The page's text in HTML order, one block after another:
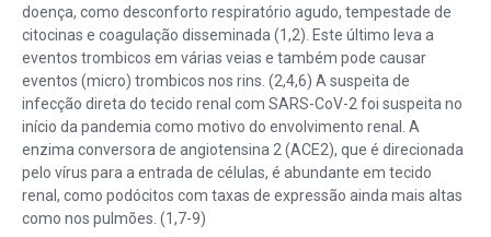
doença, como desconforto respiratório agudo, tempestade de
citocinas e coagulação disseminada (1,2). Este último leva a
eventos trombicos em várias veias e também pode causar
eventos (micro) trombicos nos rins. (2,4,6) A suspeita de
infecção direta do tecido renal com SARS-CoV-2 foi suspeita no
início da pandemia como motivo do envolvimento renal. A
enzima conversora de angiotensina 2 (ACE2), que é direcionada
pelo vírus para a entrada de células, é abundante em tecido
renal, como podócitos com taxas de expressão ainda mais altas
como nos pulmões. (1,7-9)